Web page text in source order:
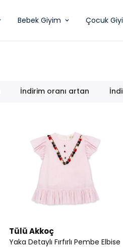
Bebek Giyim Çocuk
İndirim oranı artan
Tülü Akkoç
Yaka Detaylı Fırfırlı Pembe Elbise